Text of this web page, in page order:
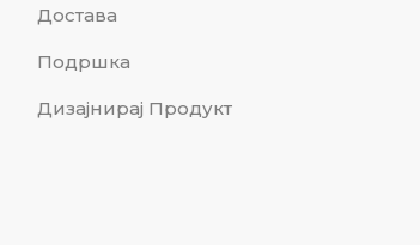
Достава
Подршка
Дизајнирај Продукт